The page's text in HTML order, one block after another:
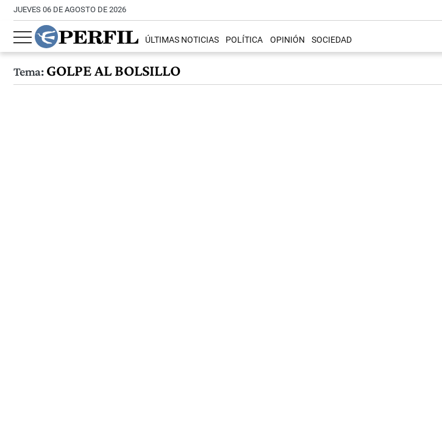
JUEVES 06 DE AGOSTO DE 2026
ÚLTIMAS NOTICIAS POLÍTICA OPINIÓN SOCIEDAD
Tema:GOLPE AL BOLSILLO